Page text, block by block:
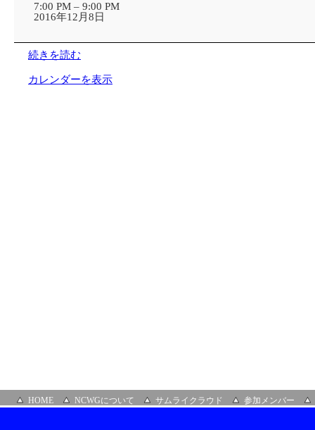
7:00 PM – 9:00 PM
2016年12月8日
続きを読む
カレンダーを表示
HOME NCWGについて サムライクラウド 参加メンバー